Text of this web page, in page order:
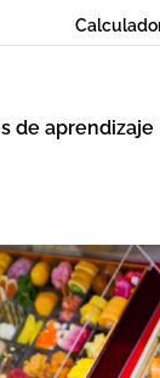
de aprendizaje